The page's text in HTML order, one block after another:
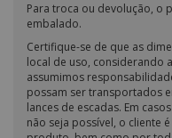
Para troca ou devolução, o
embalado.
Certifique-se de que as
local de uso, considerando
assumimos
possam ser transportados
lances de escadas. Em
não seja possível, o cliente